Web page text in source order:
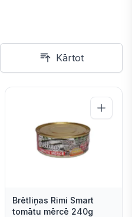
Kārtot
Brētliņas Rimi Smart
tomātu mērcē 240g